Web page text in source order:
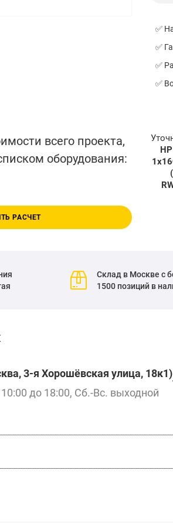
✅
✅
✅
✅
всего проекта,
оборудования:
РАСЧЕТ
Склад в Москве с
1500 позиций в
3-я Хорошёвская улица, 18к1)
до 18:00, Сб.-Вс. выходной